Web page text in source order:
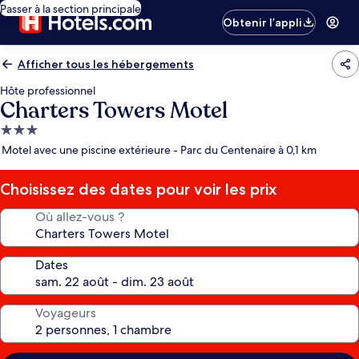
Passer à la section principale
Obtenir l’appli
Afficher tous les hébergements
Hôte professionnel
Charters Towers Motel
Hébergement
3.0 étoiles
Motel avec une piscine extérieure - Parc du Centenaire à 0,1 km
Choisissez des dates pour voir les prix
Où allez-vous ?
Dates
Voyageurs